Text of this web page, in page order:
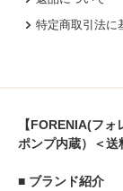
特定商取引法に
【FORENIA(フ
ポンプ内蔵）＜送
■ ブランド紹介